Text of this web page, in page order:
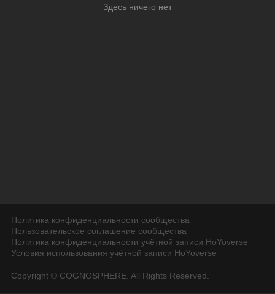
Здесь ничего нет
Политика конфиденциальности сообщества
Пользовательское соглашение сообщества
Политика конфиденциальности учётной записи HoYoverse
Условия использования учётной записи HoYoverse
Copyright © COGNOSPHERE. All Rights Reserved.